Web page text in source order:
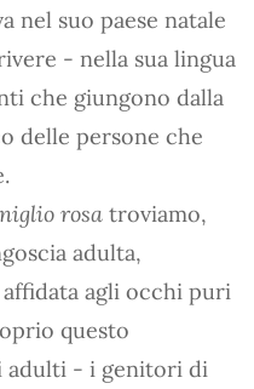
nel suo paese natale
- nella sua lingua
che giungono dalla
delle persone che
rosa troviamo,
adulta,
agli occhi puri
questo
adulti - i genitori di